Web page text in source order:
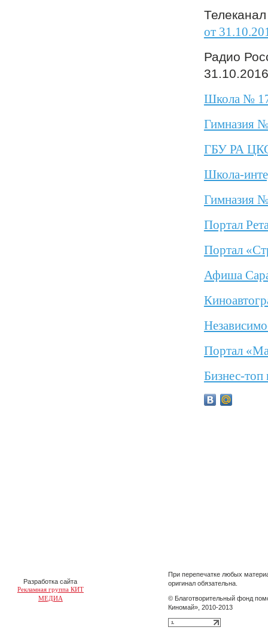
от
Радио
31.10.2016
Школа №
Гимназия
ГБУ РА
Школа-
Гимназия
Портал
Портал
Афиша
Портал
Бизнес-
Разработка сайта
Рекламная группа КИТ
МЕДИА
При перепечатке любых
оригинал обязательна.
© Благотворительный фонд
Киномай», 2010-2013